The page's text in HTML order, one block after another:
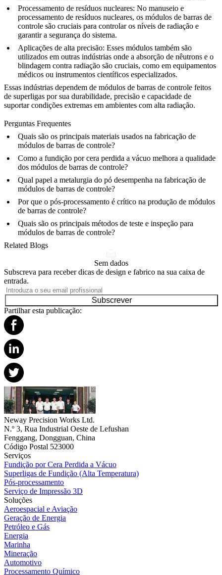
Processamento de resíduos nucleares: No manuseio e
processamento de resíduos nucleares, os módulos de barras de
controle são cruciais para controlar os níveis de radiação e
garantir a segurança do sistema.
Aplicações de alta precisão: Esses módulos também são
utilizados em outras indústrias onde a absorção de nêutrons e o
blindagem contra radiação são cruciais, como em equipamentos
médicos ou instrumentos científicos especializados.
Essas indústrias dependem de módulos de barras de controle feitos
de superligas por sua durabilidade, precisão e capacidade de
suportar condições extremas em ambientes com alta radiação.
Perguntas Frequentes
Quais são os principais materiais usados na fabricação de
módulos de barras de controle?
Como a fundição por cera perdida a vácuo melhora a qualidade
dos módulos de barras de controle?
Qual papel a metalurgia do pó desempenha na fabricação de
módulos de barras de controle?
Por que o pós-processamento é crítico na produção de módulos
de barras de controle?
Quais são os principais métodos de teste e inspeção para
módulos de barras de controle?
Related Blogs
Sem dados
Subscreva para receber dicas de design e fabrico na sua caixa de
entrada.
Subscrever
Partilhar esta publicação:
Neway Precision Works Ltd.
N.º 3, Rua Industrial Oeste de Lefushan
Fenggang, Dongguan, China
Código Postal 523000
Serviços
Fundição por Cera Perdida a Vácuo
Superligas de Fundição (Alta Temperatura)
Pós-processamento
Serviço de Impressão 3D
Soluções
Aeroespacial e Aviação
Geração de Energia
Petróleo e Gás
Energia
Marinha
Mineração
Automotivo
Processamento Químico